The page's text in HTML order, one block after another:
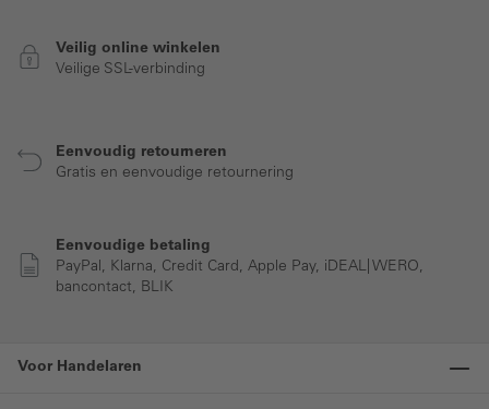
Veilig online winkelen
Veilige SSL-verbinding
Eenvoudig retourneren
Gratis en eenvoudige retournering
Eenvoudige betaling
PayPal, Klarna, Credit Card, Apple Pay, iDEAL| WERO,
bancontact, BLIK
Voor Handelaren